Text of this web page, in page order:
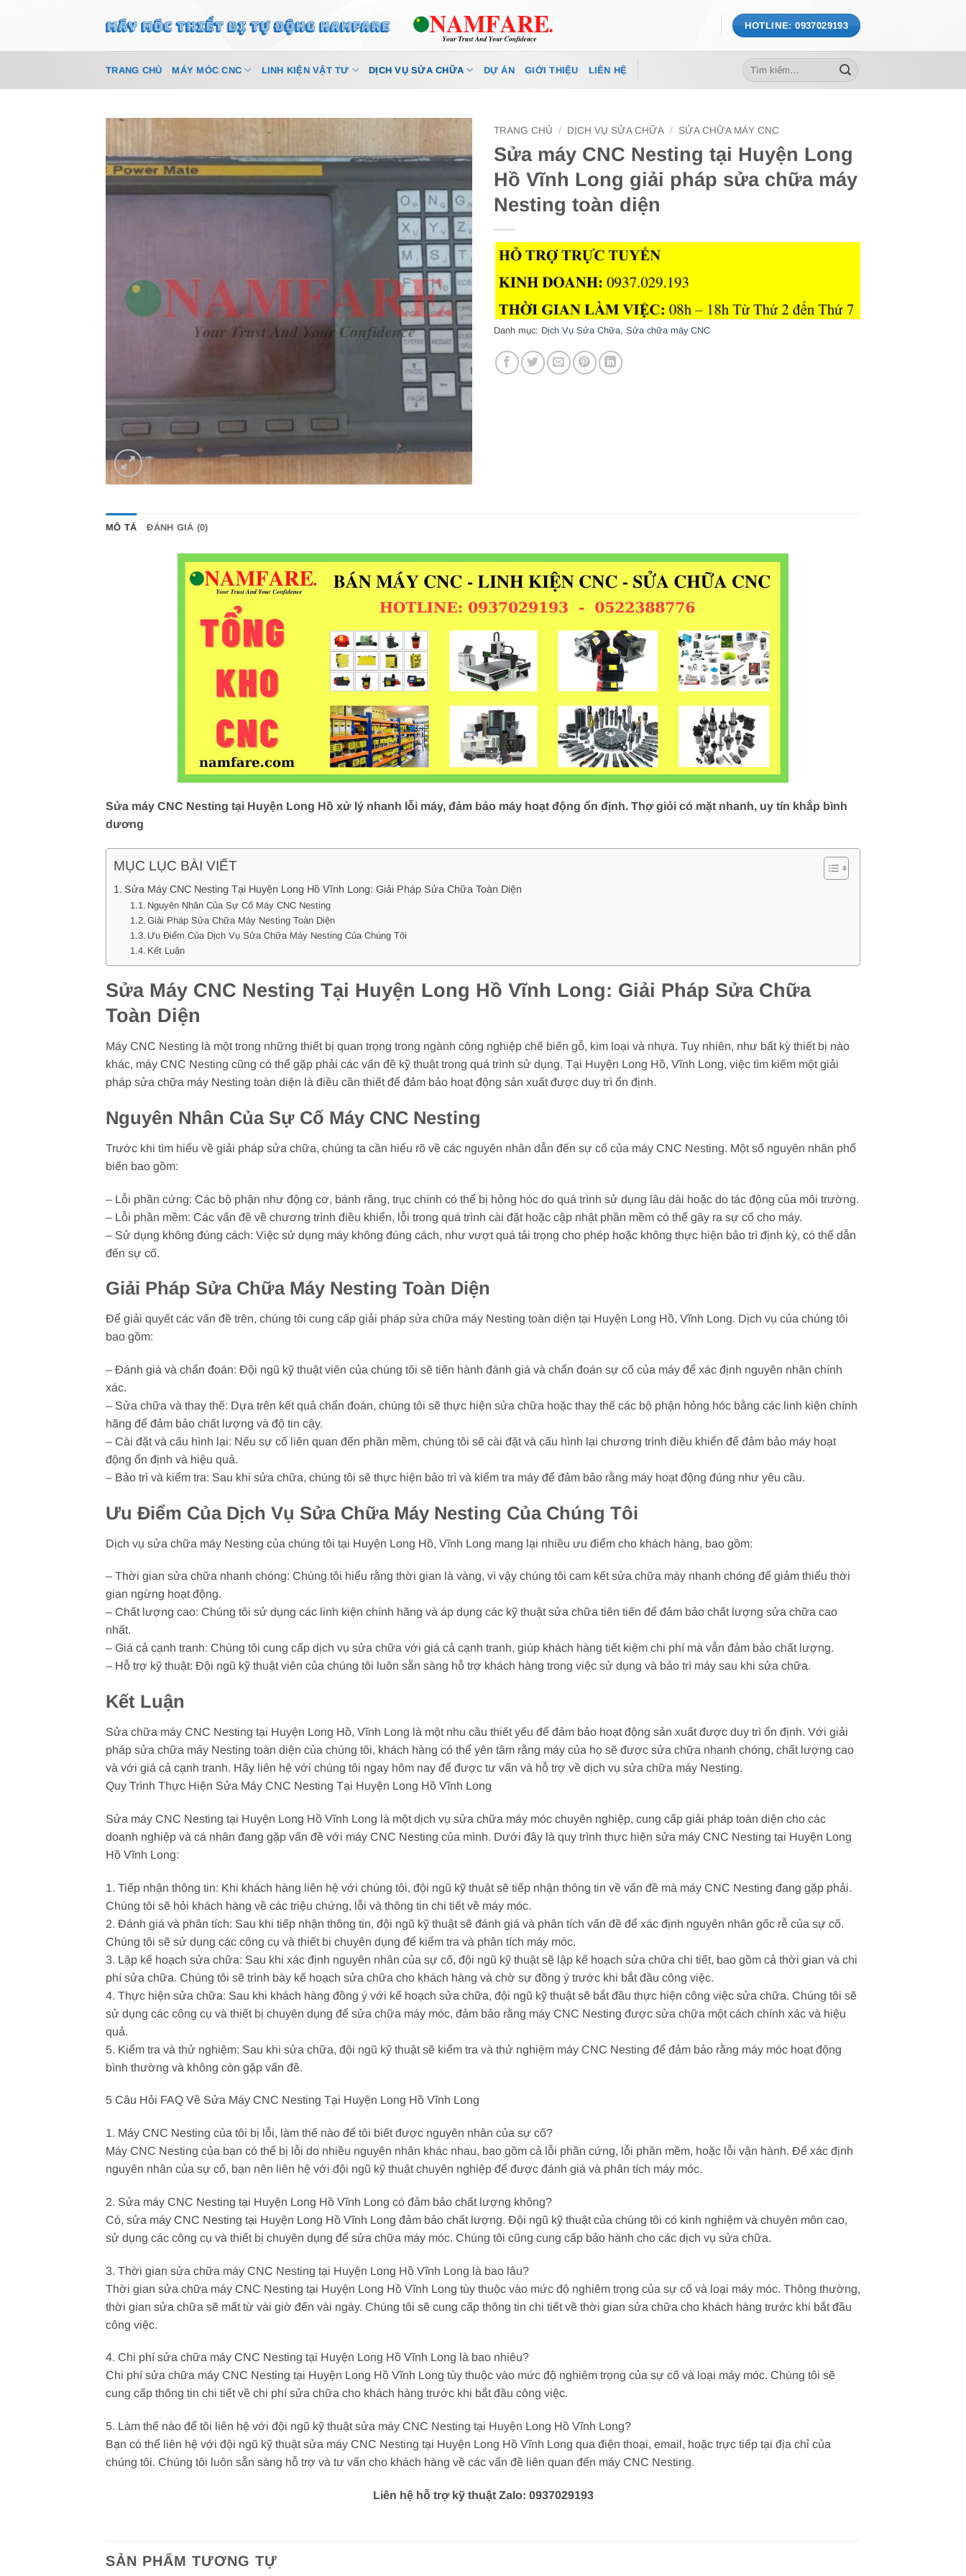
HOTLINE: 0937029193
TRANG CHỦ MÁY MÓC CNC LINH KIỆN VẬT TƯ DỊCH VỤ SỬA CHỮA DỰ ÁN GIỚI THIỆU LIÊN HỆ
Tìm
kiếm:
TRANG CHỦ / DỊCH VỤ SỬA CHỮA / SỬA CHỮA MÁY CNC
Sửa máy CNC Nesting tại Huyện Long
Hồ Vĩnh Long giải pháp sửa chữa máy
Nesting toàn diện
Danh mục: Dịch Vụ Sửa Chữa, Sửa chữa máy CNC
MÔ TẢ ĐÁNH GIÁ (0)
Sửa máy CNC Nesting tại Huyện Long Hồ xử lý nhanh lỗi máy, đảm bảo máy hoạt động ổn định. Thợ giỏi có mặt nhanh, uy tín khắp bình
dương
MỤC LỤC BÀI VIẾT
Sửa Máy CNC Nesting Tại Huyện Long Hồ Vĩnh Long: Giải Pháp Sửa Chữa Toàn Diện
Nguyên Nhân Của Sự Cố Máy CNC Nesting
Giải Pháp Sửa Chữa Máy Nesting Toàn Diện
Ưu Điểm Của Dịch Vụ Sửa Chữa Máy Nesting Của Chúng Tôi
Kết Luận
Sửa Máy CNC Nesting Tại Huyện Long Hồ Vĩnh Long: Giải Pháp Sửa Chữa
Toàn Diện
Máy CNC Nesting là một trong những thiết bị quan trọng trong ngành công nghiệp chế biến gỗ, kim loại và nhựa. Tuy nhiên, như bất kỳ thiết bị nào
khác, máy CNC Nesting cũng có thể gặp phải các vấn đề kỹ thuật trong quá trình sử dụng. Tại Huyện Long Hồ, Vĩnh Long, việc tìm kiếm một giải
pháp sửa chữa máy Nesting toàn diện là điều cần thiết để đảm bảo hoạt động sản xuất được duy trì ổn định.
Nguyên Nhân Của Sự Cố Máy CNC Nesting
Trước khi tìm hiểu về giải pháp sửa chữa, chúng ta cần hiểu rõ về các nguyên nhân dẫn đến sự cố của máy CNC Nesting. Một số nguyên nhân phổ
biến bao gồm:
– Lỗi phần cứng: Các bộ phận như động cơ, bánh răng, trục chính có thể bị hỏng hóc do quá trình sử dụng lâu dài hoặc do tác động của môi trường.
– Lỗi phần mềm: Các vấn đề về chương trình điều khiển, lỗi trong quá trình cài đặt hoặc cập nhật phần mềm có thể gây ra sự cố cho máy.
– Sử dụng không đúng cách: Việc sử dụng máy không đúng cách, như vượt quá tải trọng cho phép hoặc không thực hiện bảo trì định kỳ, có thể dẫn
đến sự cố.
Giải Pháp Sửa Chữa Máy Nesting Toàn Diện
Để giải quyết các vấn đề trên, chúng tôi cung cấp giải pháp sửa chữa máy Nesting toàn diện tại Huyện Long Hồ, Vĩnh Long. Dịch vụ của chúng tôi
bao gồm:
– Đánh giá và chẩn đoán: Đội ngũ kỹ thuật viên của chúng tôi sẽ tiến hành đánh giá và chẩn đoán sự cố của máy để xác định nguyên nhân chính
xác.
– Sửa chữa và thay thế: Dựa trên kết quả chẩn đoán, chúng tôi sẽ thực hiện sửa chữa hoặc thay thế các bộ phận hỏng hóc bằng các linh kiện chính
hãng để đảm bảo chất lượng và độ tin cậy.
– Cài đặt và cấu hình lại: Nếu sự cố liên quan đến phần mềm, chúng tôi sẽ cài đặt và cấu hình lại chương trình điều khiển để đảm bảo máy hoạt
động ổn định và hiệu quả.
– Bảo trì và kiểm tra: Sau khi sửa chữa, chúng tôi sẽ thực hiện bảo trì và kiểm tra máy để đảm bảo rằng máy hoạt động đúng như yêu cầu.
Ưu Điểm Của Dịch Vụ Sửa Chữa Máy Nesting Của Chúng Tôi
Dịch vụ sửa chữa máy Nesting của chúng tôi tại Huyện Long Hồ, Vĩnh Long mang lại nhiều ưu điểm cho khách hàng, bao gồm:
– Thời gian sửa chữa nhanh chóng: Chúng tôi hiểu rằng thời gian là vàng, vì vậy chúng tôi cam kết sửa chữa máy nhanh chóng để giảm thiểu thời
gian ngừng hoạt động.
– Chất lượng cao: Chúng tôi sử dụng các linh kiện chính hãng và áp dụng các kỹ thuật sửa chữa tiên tiến để đảm bảo chất lượng sửa chữa cao
nhất.
– Giá cả cạnh tranh: Chúng tôi cung cấp dịch vụ sửa chữa với giá cả cạnh tranh, giúp khách hàng tiết kiệm chi phí mà vẫn đảm bảo chất lượng.
– Hỗ trợ kỹ thuật: Đội ngũ kỹ thuật viên của chúng tôi luôn sẵn sàng hỗ trợ khách hàng trong việc sử dụng và bảo trì máy sau khi sửa chữa.
Kết Luận
Sửa chữa máy CNC Nesting tại Huyện Long Hồ, Vĩnh Long là một nhu cầu thiết yếu để đảm bảo hoạt động sản xuất được duy trì ổn định. Với giải
pháp sửa chữa máy Nesting toàn diện của chúng tôi, khách hàng có thể yên tâm rằng máy của họ sẽ được sửa chữa nhanh chóng, chất lượng cao
và với giá cả cạnh tranh. Hãy liên hệ với chúng tôi ngay hôm nay để được tư vấn và hỗ trợ về dịch vụ sửa chữa máy Nesting.
Quy Trình Thực Hiện Sửa Máy CNC Nesting Tại Huyện Long Hồ Vĩnh Long
Sửa máy CNC Nesting tại Huyện Long Hồ Vĩnh Long là một dịch vụ sửa chữa máy móc chuyên nghiệp, cung cấp giải pháp toàn diện cho các
doanh nghiệp và cá nhân đang gặp vấn đề với máy CNC Nesting của mình. Dưới đây là quy trình thực hiện sửa máy CNC Nesting tại Huyện Long
Hồ Vĩnh Long:
1. Tiếp nhận thông tin: Khi khách hàng liên hệ với chúng tôi, đội ngũ kỹ thuật sẽ tiếp nhận thông tin về vấn đề mà máy CNC Nesting đang gặp phải.
Chúng tôi sẽ hỏi khách hàng về các triệu chứng, lỗi và thông tin chi tiết về máy móc.
2. Đánh giá và phân tích: Sau khi tiếp nhận thông tin, đội ngũ kỹ thuật sẽ đánh giá và phân tích vấn đề để xác định nguyên nhân gốc rễ của sự cố.
Chúng tôi sẽ sử dụng các công cụ và thiết bị chuyên dụng để kiểm tra và phân tích máy móc.
3. Lập kế hoạch sửa chữa: Sau khi xác định nguyên nhân của sự cố, đội ngũ kỹ thuật sẽ lập kế hoạch sửa chữa chi tiết, bao gồm cả thời gian và chi
phí sửa chữa. Chúng tôi sẽ trình bày kế hoạch sửa chữa cho khách hàng và chờ sự đồng ý trước khi bắt đầu công việc.
4. Thực hiện sửa chữa: Sau khi khách hàng đồng ý với kế hoạch sửa chữa, đội ngũ kỹ thuật sẽ bắt đầu thực hiện công việc sửa chữa. Chúng tôi sẽ
sử dụng các công cụ và thiết bị chuyên dụng để sửa chữa máy móc, đảm bảo rằng máy CNC Nesting được sửa chữa một cách chính xác và hiệu
quả.
5. Kiểm tra và thử nghiệm: Sau khi sửa chữa, đội ngũ kỹ thuật sẽ kiểm tra và thử nghiệm máy CNC Nesting để đảm bảo rằng máy móc hoạt động
bình thường và không còn gặp vấn đề.
5 Câu Hỏi FAQ Về Sửa Máy CNC Nesting Tại Huyện Long Hồ Vĩnh Long
1. Máy CNC Nesting của tôi bị lỗi, làm thế nào để tôi biết được nguyên nhân của sự cố?
Máy CNC Nesting của bạn có thể bị lỗi do nhiều nguyên nhân khác nhau, bao gồm cả lỗi phần cứng, lỗi phần mềm, hoặc lỗi vận hành. Để xác định
nguyên nhân của sự cố, bạn nên liên hệ với đội ngũ kỹ thuật chuyên nghiệp để được đánh giá và phân tích máy móc.
2. Sửa máy CNC Nesting tại Huyện Long Hồ Vĩnh Long có đảm bảo chất lượng không?
Có, sửa máy CNC Nesting tại Huyện Long Hồ Vĩnh Long đảm bảo chất lượng. Đội ngũ kỹ thuật của chúng tôi có kinh nghiệm và chuyên môn cao,
sử dụng các công cụ và thiết bị chuyên dụng để sửa chữa máy móc. Chúng tôi cũng cung cấp bảo hành cho các dịch vụ sửa chữa.
3. Thời gian sửa chữa máy CNC Nesting tại Huyện Long Hồ Vĩnh Long là bao lâu?
Thời gian sửa chữa máy CNC Nesting tại Huyện Long Hồ Vĩnh Long tùy thuộc vào mức độ nghiêm trọng của sự cố và loại máy móc. Thông thường,
thời gian sửa chữa sẽ mất từ vài giờ đến vài ngày. Chúng tôi sẽ cung cấp thông tin chi tiết về thời gian sửa chữa cho khách hàng trước khi bắt đầu
công việc.
4. Chi phí sửa chữa máy CNC Nesting tại Huyện Long Hồ Vĩnh Long là bao nhiêu?
Chi phí sửa chữa máy CNC Nesting tại Huyện Long Hồ Vĩnh Long tùy thuộc vào mức độ nghiêm trọng của sự cố và loại máy móc. Chúng tôi sẽ
cung cấp thông tin chi tiết về chi phí sửa chữa cho khách hàng trước khi bắt đầu công việc.
5. Làm thế nào để tôi liên hệ với đội ngũ kỹ thuật sửa máy CNC Nesting tại Huyện Long Hồ Vĩnh Long?
Bạn có thể liên hệ với đội ngũ kỹ thuật sửa máy CNC Nesting tại Huyện Long Hồ Vĩnh Long qua điện thoại, email, hoặc trực tiếp tại địa chỉ của
chúng tôi. Chúng tôi luôn sẵn sàng hỗ trợ và tư vấn cho khách hàng về các vấn đề liên quan đến máy CNC Nesting.
Liên hệ hỗ trợ kỹ thuật Zalo: 0937029193
SẢN PHẨM TƯƠNG TỰ